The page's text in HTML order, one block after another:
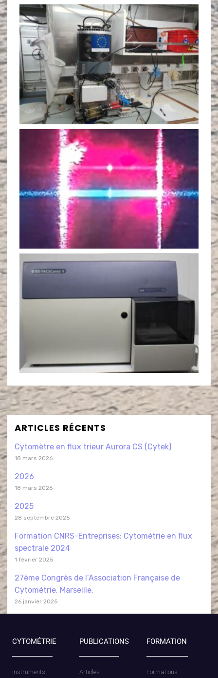
ARTICLES RÉCENTS
Cytomètre en flux trieur Aurora CS (Cytek)
18 mars 2026
2026
18 mars 2026
2025
28 septembre 2025
Formation CNRS-Entreprises: Cytométrie en flux
spectrale 2024
1 février 2025
27ème Congrès de l’Association Française de
Cytométrie, Marseille.
26 janvier 2025
CYTOMÉTRIE
Instruments
PUBLICATIONS
Articles
FORMATION
Formations